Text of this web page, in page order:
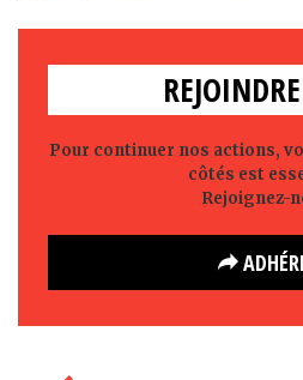
Pour continuer nos actions,
côtés est
Rejoignez-